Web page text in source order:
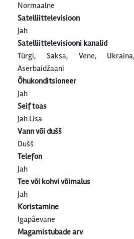
Normaalne
Satelliittelevisioon
Jah
Satelliittelevisiooni kanalid
Türgi, Saksa, Vene,
Aserbaidžaani
Õhukonditsioneer
Jah
Seif toas
Jah Lisa
Vann või dušš
Dušš
Telefon
Jah
Tee või kohvi võimalus
Jah
Koristamine
Igapäevane
Magamistubade arv